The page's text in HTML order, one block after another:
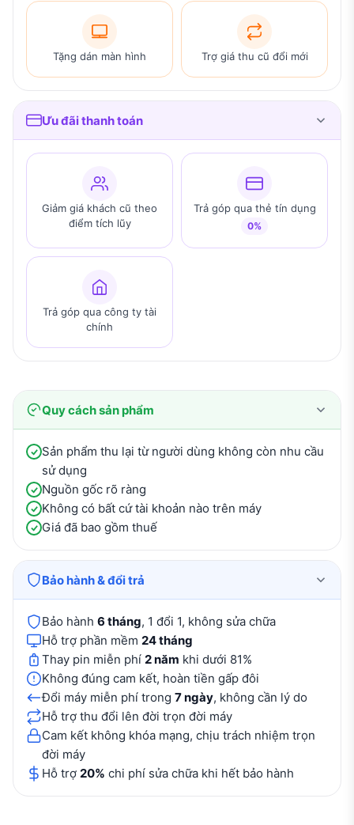
Tặng dán màn hình Trợ giá thu cũ đổi mới
Ưu đãi thanh toán
Giảm giá khách cũ theo
điểm tích lũy
Trả góp qua thẻ tín dụng
0%
Trả góp qua công ty tài
chính
Quy cách sản phẩm
Sản phẩm thu lại từ người dùng không còn nhu cầu
sử dụng
Nguồn gốc rõ ràng
Không có bất cứ tài khoản nào trên máy
Giá đã bao gồm thuế
Bảo hành & đổi trả
Bảo hành 6 tháng, 1 đổi 1, không sửa chữa
Hỗ trợ phần mềm 24 tháng
Thay pin miễn phí 2 năm khi dưới 81%
Không đúng cam kết, hoàn tiền gấp đôi
Đổi máy miễn phí trong 7 ngày, không cần lý do
Hỗ trợ thu đổi lên đời trọn đời máy
Cam kết không khóa mạng, chịu trách nhiệm trọn
đời máy
Hỗ trợ 20% chi phí sửa chữa khi hết bảo hành